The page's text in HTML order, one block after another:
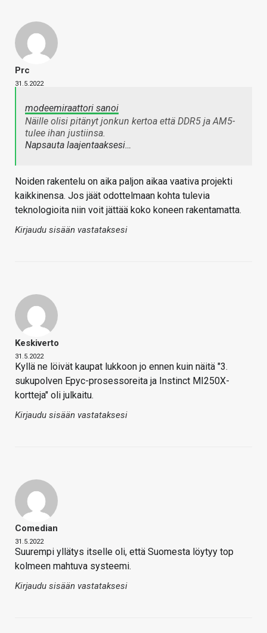
Prc
31.5.2022
modeemiraattori sanoi
Näille olisi pitänyt jonkun kertoa että DDR5 ja AM5-
tulee ihan justiinsa.
Napsauta laajentaaksesi…
Noiden rakentelu on aika paljon aikaa vaativa projekti
kaikkinensa. Jos jäät odottelmaan kohta tulevia
teknologioita niin voit jättää koko koneen rakentamatta.
Kirjaudu sisään vastataksesi
Keskiverto
31.5.2022
Kyllä ne löivät kaupat lukkoon jo ennen kuin näitä "3.
sukupolven Epyc-prosessoreita ja Instinct MI250X-
kortteja" oli julkaitu.
Kirjaudu sisään vastataksesi
Comedian
31.5.2022
Suurempi yllätys itselle oli, että Suomesta löytyy top
kolmeen mahtuva systeemi.
Kirjaudu sisään vastataksesi